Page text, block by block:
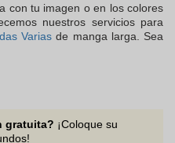
con tu imagen o en los colores
nuestros servicios para
Varias de manga larga. Sea
empresarial o publicitario.
el look como gafas,
Contacta con nosotros por el
gratuita? ¡Coloque su